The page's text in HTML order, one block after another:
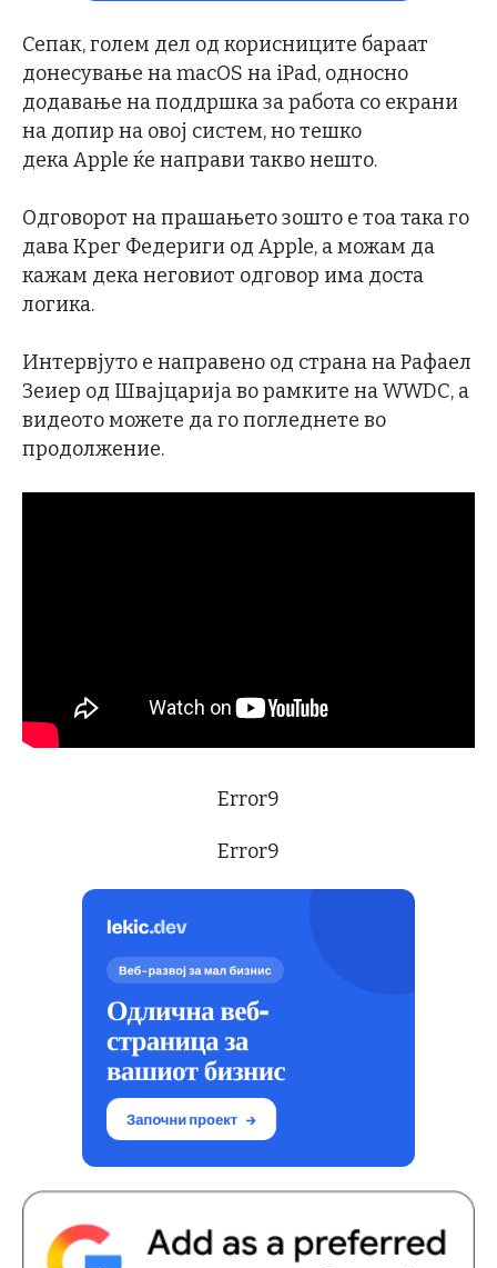
Сепак, голем дел од корисниците бараат
донесување на macOS на iPad, односно
додавање на поддршка за работа со екрани
на допир на овој систем, но тешко
дека Apple ќе направи такво нешто.
Одговорот на прашањето зошто е тоа така го
дава Крег Федериги од Apple, а можам да
кажам дека неговиот одговор има доста
логика.
Интервјуто е направено од страна на Рафаел
Зеиер од Швајцарија во рамките на WWDC, а
видеото можете да го погледнете во
продолжение.
Error9
Error9